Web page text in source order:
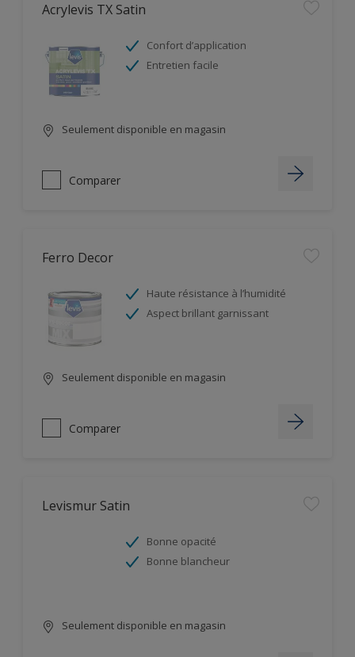
Acrylevis TX Satin
Confort d’application
Entretien facile
Seulement disponible en magasin
Comparer
Ferro Decor
Haute résistance à l’humidité
Aspect brillant garnissant
Seulement disponible en magasin
Comparer
Levismur Satin
Bonne opacité
Bonne blancheur
Seulement disponible en magasin